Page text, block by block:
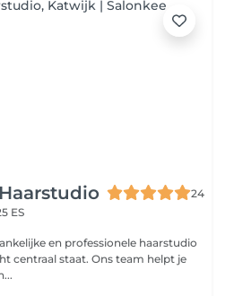
24
ES
en professionele haarstudio
centraal staat. Ons team helpt je